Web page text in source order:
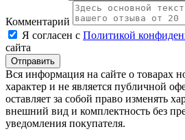
Комментарий
Я согласен с Политикой
сайта
Вся информация на сайте о товарах
характер и не является публичной
оставляет за собой право изменять
внешний вид и комплектность без
уведомления покупателя.